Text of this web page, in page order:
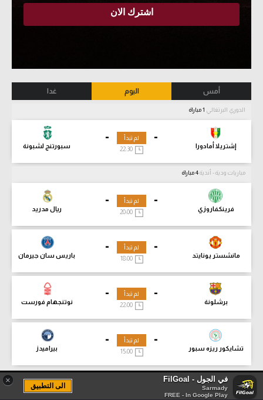
أمس اليوم غدا
الدوري البرتغالي
-
إشتريلا أمادورا
-
سبورتنج لشبونة
لم تبدأ
مباريات ودية - أندية
-
فرينكفاروزي
-
ريال مدريد
لم تبدأ
-
مانشستر يونايتد
-
باريس سان جيرمان
لم تبدأ
18:00
-
برشلونة
-
نوتنجهام فورست
لم تبدأ
-
تشايكور ريزه سبور
-
بيراميدز
لم تبدأ
15:00
× في الجول - FilGoal
Sarmady
FREE - In Google Play
الى التطبيق